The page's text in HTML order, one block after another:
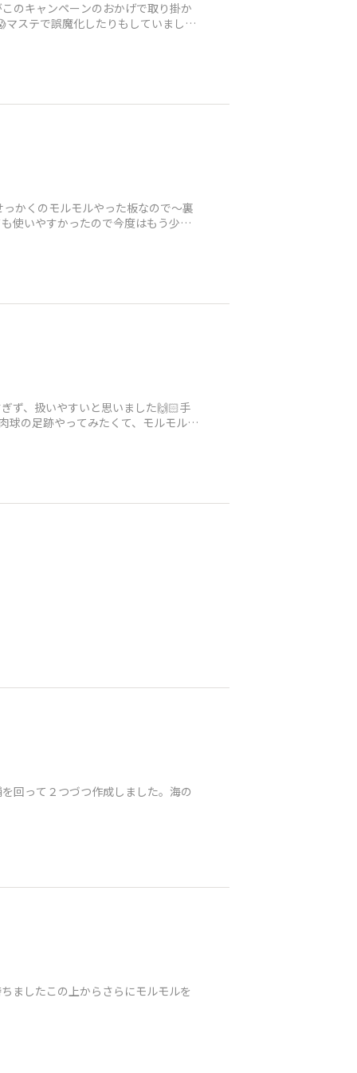
のキャンペーンのおかげで取り掛か
ステで誤魔化したりもしていました
かくのモルモルやった板なので〜裏
使いやすかったので今度はもう少し
ず、扱いやすいと思いました🙌🏻手
球の足跡やってみたくて、モルモルで
回って２つづつ作成しました。海の
ましたこの上からさらにモルモルを